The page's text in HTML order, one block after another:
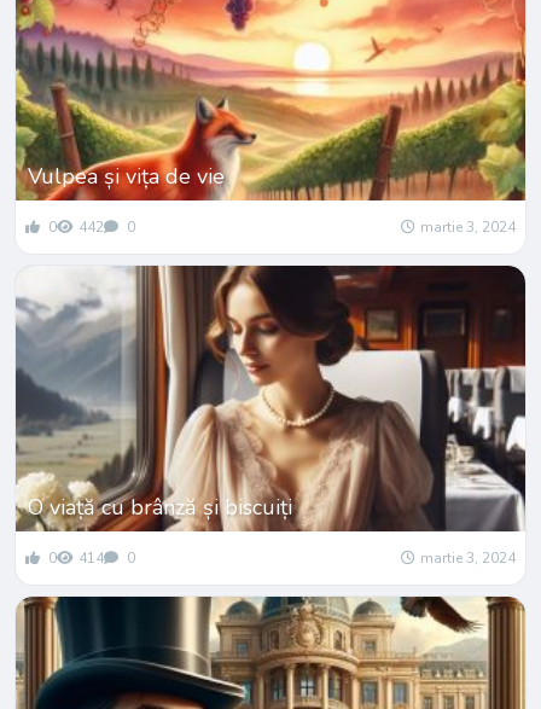
Vulpea și vița de vie
0 442 0 martie 3, 2024
O viață cu brânză și biscuiți
0 414 0 martie 3, 2024